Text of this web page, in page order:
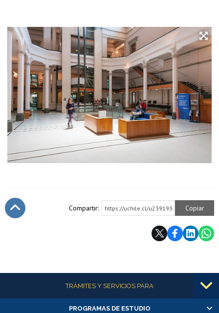
Compartir: https://uchile.cl/u239193 Copiar
Más informaciónTRÁMITES Y SERVICIOS PARA
PROGRAMAS DE ESTUDIO